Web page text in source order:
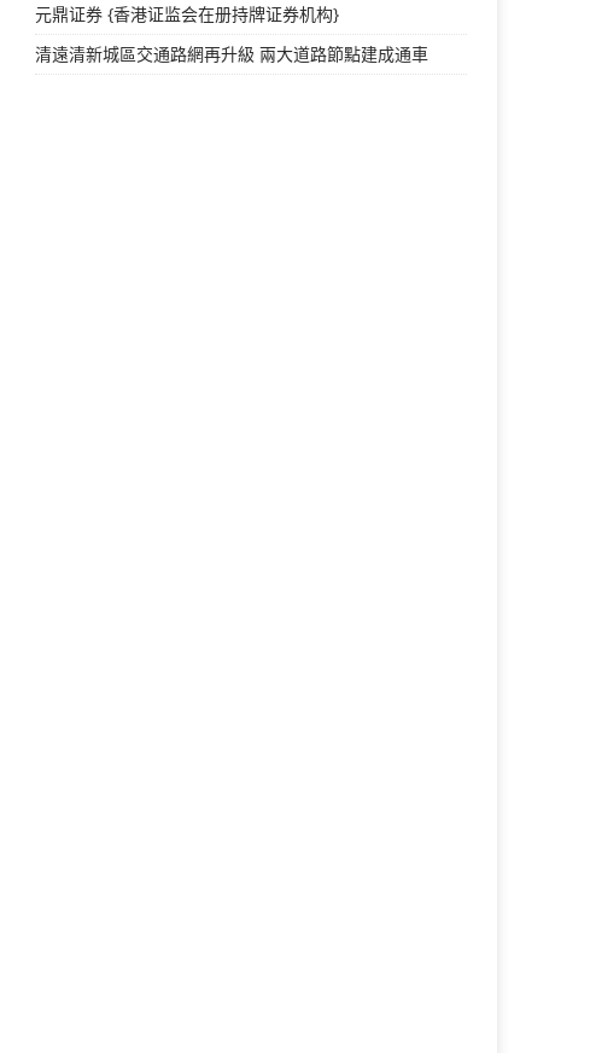
元鼎证券 {香港证监会在册持牌证券机构}
清遠清新城區交通路網再升級 兩大道路節點建成通車